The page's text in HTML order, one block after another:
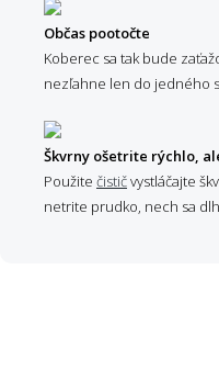
Občas pootočte
Koberec sa tak bude
nezľahne len do jedného
Škvrny ošetrite rýchlo,
Použite čističvystláčajte
netrite prudko, nech sa